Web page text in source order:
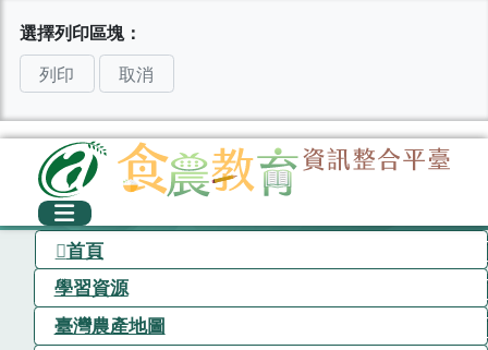
選擇列印區塊：
列印
取消
首頁
學習資源
臺灣農產地圖